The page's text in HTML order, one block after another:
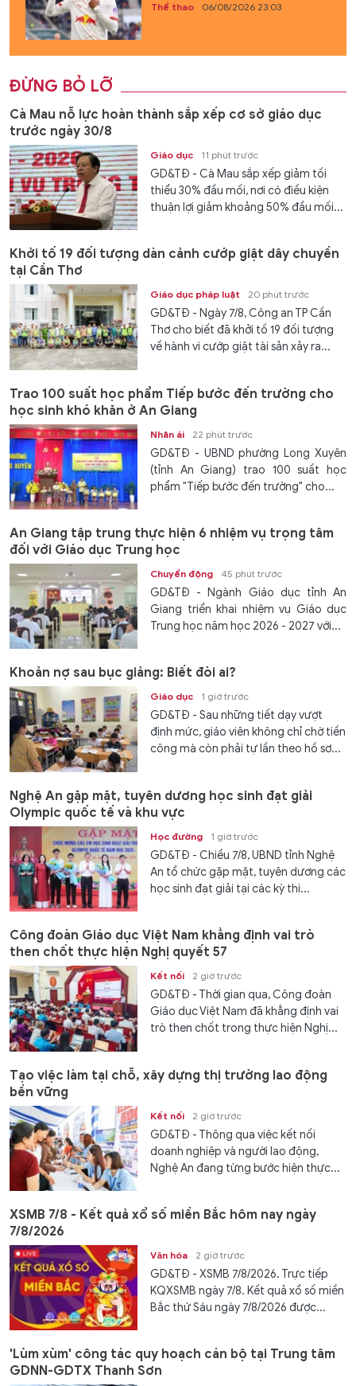
Thể thao 06/08/2026 23:03
ĐỪNG BỎ LỠ
Cà Mau nỗ lực hoàn thành sắp xếp cơ sở giáo dục
trước ngày 30/8
Giáo dục 11 phút trước
GD&TĐ - Cà Mau sắp xếp giảm tối
thiểu 30% đầu mối, nơi có điều kiện
thuận lợi giảm khoảng 50% đầu mối...
Khởi tố 19 đối tượng dàn cảnh cướp giật dây chuyền
tại Cần Thơ
Giáo dục pháp luật 20 phút trước
GD&TĐ - Ngày 7/8, Công an TP Cần
Thơ cho biết đã khởi tố 19 đối tượng
về hành vi cướp giật tài sản xảy ra...
Trao 100 suất học phẩm Tiếp bước đến trường cho
học sinh khó khăn ở An Giang
Nhân ái 22 phút trước
GD&TĐ - UBND phường Long Xuyên
(tỉnh An Giang) trao 100 suất học
phẩm "Tiếp bước đến trường" cho...
An Giang tập trung thực hiện 6 nhiệm vụ trọng tâm
đối với Giáo dục Trung học
Chuyển động 45 phút trước
GD&TĐ - Ngành Giáo dục tỉnh An
Giang triển khai nhiệm vụ Giáo dục
Trung học năm học 2026 - 2027 với...
Khoản nợ sau bục giảng: Biết đòi ai?
Giáo dục 1 giờ trước
GD&TĐ - Sau những tiết dạy vượt
định mức, giáo viên không chỉ chờ tiền
công mà còn phải tự lần theo hồ sơ...
Nghệ An gặp mặt, tuyên dương học sinh đạt giải
Olympic quốc tế và khu vực
Học đường 1 giờ trước
GD&TĐ - Chiều 7/8, UBND tỉnh Nghệ
An tổ chức gặp mặt, tuyên dương các
học sinh đạt giải tại các kỳ thi...
Công đoàn Giáo dục Việt Nam khẳng định vai trò
then chốt thực hiện Nghị quyết 57
Kết nối 2 giờ trước
GD&TĐ - Thời gian qua, Công đoàn
Giáo dục Việt Nam đã khẳng định vai
trò then chốt trong thực hiện Nghị...
Tạo việc làm tại chỗ, xây dựng thị trường lao động
bền vững
Kết nối 2 giờ trước
GD&TĐ - Thông qua việc kết nối
doanh nghiệp và người lao động,
Nghệ An đang từng bước hiện thực...
XSMB 7/8 - Kết quả xổ số miền Bắc hôm nay ngày
7/8/2026
Văn hóa 2 giờ trước
GD&TĐ - XSMB 7/8/2026. Trực tiếp
KQXSMB ngày 7/8. Kết quả xổ số miền
Bắc thứ Sáu ngày 7/8/2026 được...
'Lùm xùm' công tác quy hoạch cán bộ tại Trung tâm
GDNN-GDTX Thanh Sơn